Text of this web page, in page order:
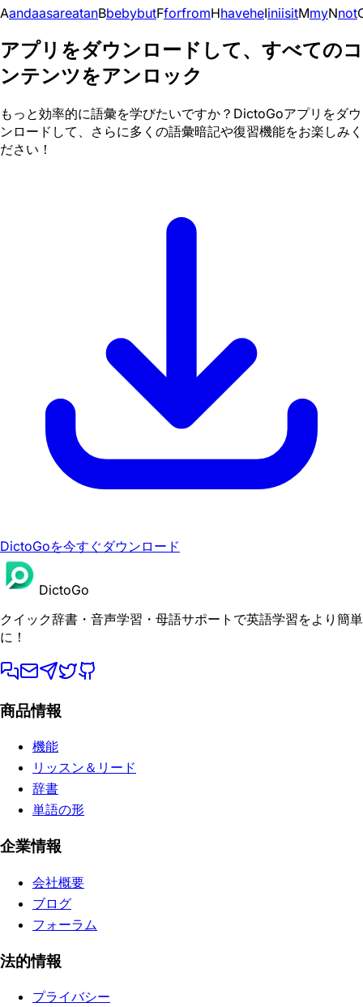
AandaasareatanBbebybutFforfromHhaveheIiniisitMmyNnot
アプリをダウンロードして、すべてのコ
ンテンツをアンロック
もっと効率的に語彙を学びたいですか？DictoGoアプリをダウ
ンロードして、さらに多くの語彙暗記や復習機能をお楽しみく
ださい！
DictoGoを今すぐダウンロード
DictoGo
クイック辞書・音声学習・母語サポートで英語学習をより簡単
に！
商品情報
機能
リッスン＆リード
辞書
単語の形
企業情報
会社概要
ブログ
フォーラム
法的情報
プライバシー